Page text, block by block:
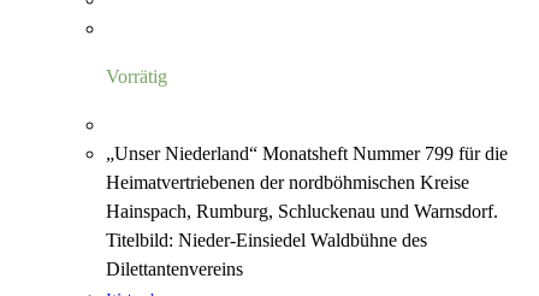
Vorrätig
„Unser Niederland“ Monatsheft Nummer 799 für die
Heimatvertriebenen der nordböhmischen Kreise
Hainspach, Rumburg, Schluckenau und Warnsdorf.
Titelbild: Nieder-Einsiedel Waldbühne des
Dilettantenvereins